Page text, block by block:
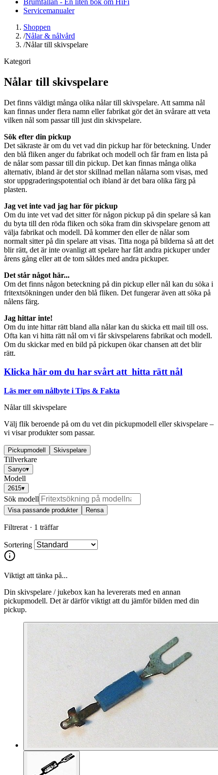
Servicemanualer
Shoppen
/Nålar & nålvård
/Nålar till skivspelare
Kategori
Nålar till skivspelare
Det finns väldigt många olika nålar till skivspelare. Att samma nål
kan finnas under flera namn eller fabrikat gör det än svårare att veta
vilken nål som passar till just din skivspelare.
Sök efter din pickup
Det säkraste är om du vet vad din pickup har för beteckning. Under
den blå fliken anger du fabrikat och modell och får fram en lista på
de nålar som passar till din pickup. Det kan finnas många olika
alternativ, ibland är det stor skillnad mellan nålarna som visas, med
stor uppgraderingspotential och ibland är det bara olika färg på
plasten.
Jag vet inte vad jag har för pickup
Om du inte vet vad det sitter för någon pickup på din spelare så kan
du byta till den röda fliken och söka fram din skivspelare genom att
välja fabrikat och modell. Då kommer den eller de nålar som
normalt sitter på din spelare att visas. Titta noga på bilderna så att det
blir rätt, det är inte ovanligt att spelare har fått andra pickuper under
årens gång eller att de tom såldes med andra pickuper.
Det står något här...
Om det finns någon beteckning på din pickup eller nål kan du söka i
fritextsökningen under den blå fliken. Det fungerar även att söka på
nålens färg.
Jag hittar inte!
Om du inte hittar rätt bland alla nålar kan du skicka ett mail till oss.
Ofta kan vi hitta rätt nål om vi får skivspelarens fabrikat och modell.
Om du skickar med en bild på pickupen ökar chansen att det blir
rätt.
Klicka här om du har svårt att hitta rätt nål
Läs mer om nålbyte i Tips & Fakta
Nålar till skivspelare
Välj flik beroende på om du vet din pickupmodell eller skivspelare –
vi visar produkter som passar.
Pickupmodell Skivspelare
Tillverkare
Sanyo▾
Modell
2615▾
Sök modell
Visa passande produkter Rensa
Filtrerat · 1 träffar
Sortering
Viktigt att tänka på...
Din skivspelare / jukebox kan ha levererats med en annan
pickupmodell. Det är därför viktigt att du jämför bilden med din
pickup.